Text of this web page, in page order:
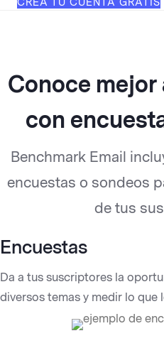
CREA TU CUENTA GRATIS
Conoce mejor
con
Benchmark Email
encuestas o sondeos
de tus
Encuestas
Da a tus suscriptores la
diversos temas y medir lo que